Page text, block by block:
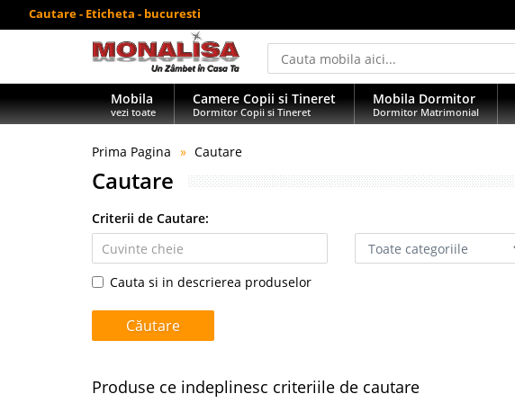
Cautare - Eticheta - bucuresti
Mobila
vezi toate
Camere Copii si Tineret
Dormitor Copii si Tineret
Mobila Dormitor
Dormitor Matrimonial
Prima Pagina Cautare
Cautare
Criterii de Cautare:
Cauta si in descrierea produselor
Produse ce indeplinesc criteriile de cautare